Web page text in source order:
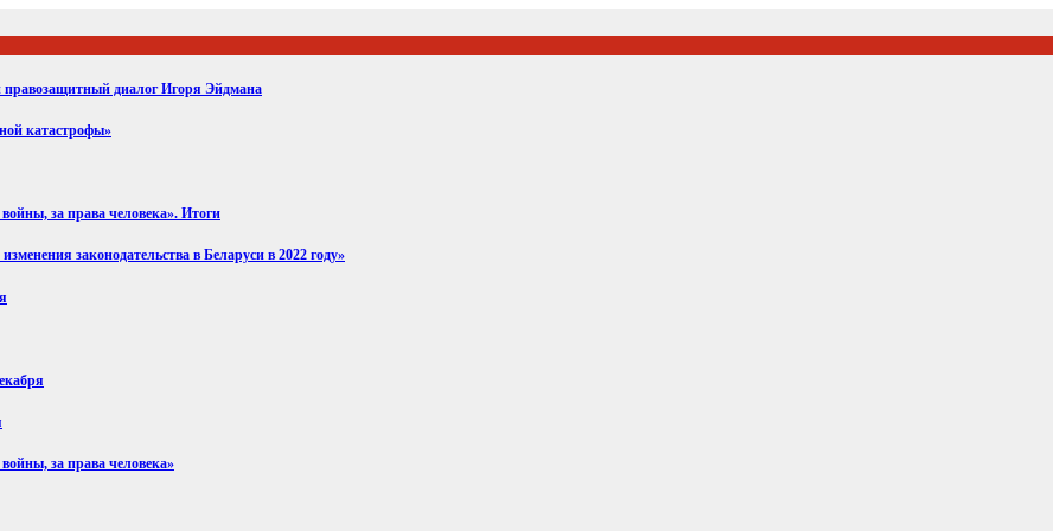
правозащитный диалог Игоря Эйдмана
катастрофы»
за права человека». Итоги
законодательства в Беларуси в 2022 году»
за права человека»